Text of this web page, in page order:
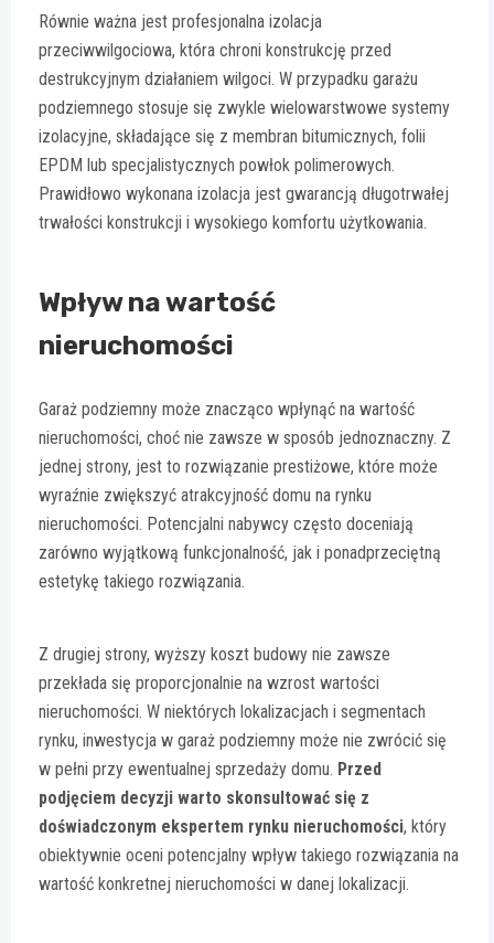
Równie ważna jest profesjonalna izolacja
przeciwwilgociowa, która chroni konstrukcję przed
destrukcyjnym działaniem wilgoci. W przypadku garażu
podziemnego stosuje się zwykle wielowarstwowe systemy
izolacyjne, składające się z membran bitumicznych, folii
EPDM lub specjalistycznych powłok polimerowych.
Prawidłowo wykonana izolacja jest gwarancją długotrwałej
trwałości konstrukcji i wysokiego komfortu użytkowania.
Wpływ na wartość
nieruchomości
Garaż podziemny może znacząco wpłynąć na wartość
nieruchomości, choć nie zawsze w sposób jednoznaczny. Z
jednej strony, jest to rozwiązanie prestiżowe, które może
wyraźnie zwiększyć atrakcyjność domu na rynku
nieruchomości. Potencjalni nabywcy często doceniają
zarówno wyjątkową funkcjonalność, jak i ponadprzeciętną
estetykę takiego rozwiązania.
Z drugiej strony, wyższy koszt budowy nie zawsze
przekłada się proporcjonalnie na wzrost wartości
nieruchomości. W niektórych lokalizacjach i segmentach
rynku, inwestycja w garaż podziemny może nie zwrócić się
w pełni przy ewentualnej sprzedaży domu. Przed
podjęciem decyzji warto skonsultować się z
doświadczonym ekspertem rynku nieruchomości, który
obiektywnie oceni potencjalny wpływ takiego rozwiązania na
wartość konkretnej nieruchomości w danej lokalizacji.